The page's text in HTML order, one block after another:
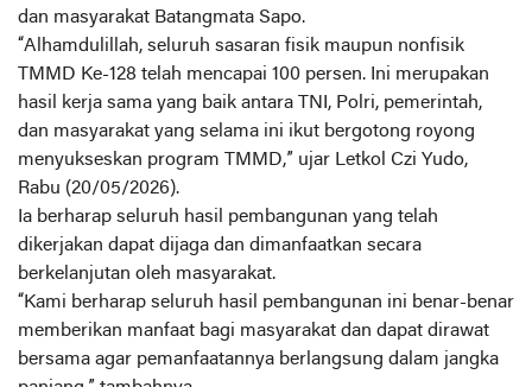
dan masyarakat Batangmata Sapo.
“Alhamdulillah, seluruh sasaran fisik maupun nonfisik
TMMD Ke-128 telah mencapai 100 persen. Ini merupakan
hasil kerja sama yang baik antara TNI, Polri, pemerintah,
dan masyarakat yang selama ini ikut bergotong royong
menyukseskan program TMMD,” ujar Letkol Czi Yudo,
Rabu (20/05/2026).
Ia berharap seluruh hasil pembangunan yang telah
dikerjakan dapat dijaga dan dimanfaatkan secara
berkelanjutan oleh masyarakat.
“Kami berharap seluruh hasil pembangunan ini benar-benar
memberikan manfaat bagi masyarakat dan dapat dirawat
bersama agar pemanfaatannya berlangsung dalam jangka